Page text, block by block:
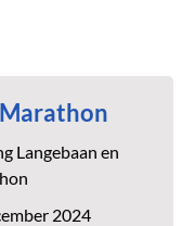
Langebaan en
2024